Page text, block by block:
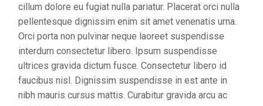
cillum dolore eu fugiat nulla pariatur. Placerat orci nulla
pellentesque dignissim enim sit amet venenatis urna.
Orci porta non pulvinar neque laoreet suspendisse
interdum consectetur libero. Ipsum suspendisse
ultrices gravida dictum fusce. Consectetur libero id
faucibus nisl. Dignissim suspendisse in est ante in
nibh mauris cursus mattis. Curabitur gravida arcu ac